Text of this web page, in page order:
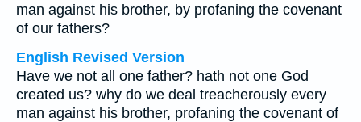
man against his brother, by profaning the covenant
of our fathers?
English Revised Version
Have we not all one father? hath not one God
created us? why do we deal treacherously every
man against his brother, profaning the covenant of